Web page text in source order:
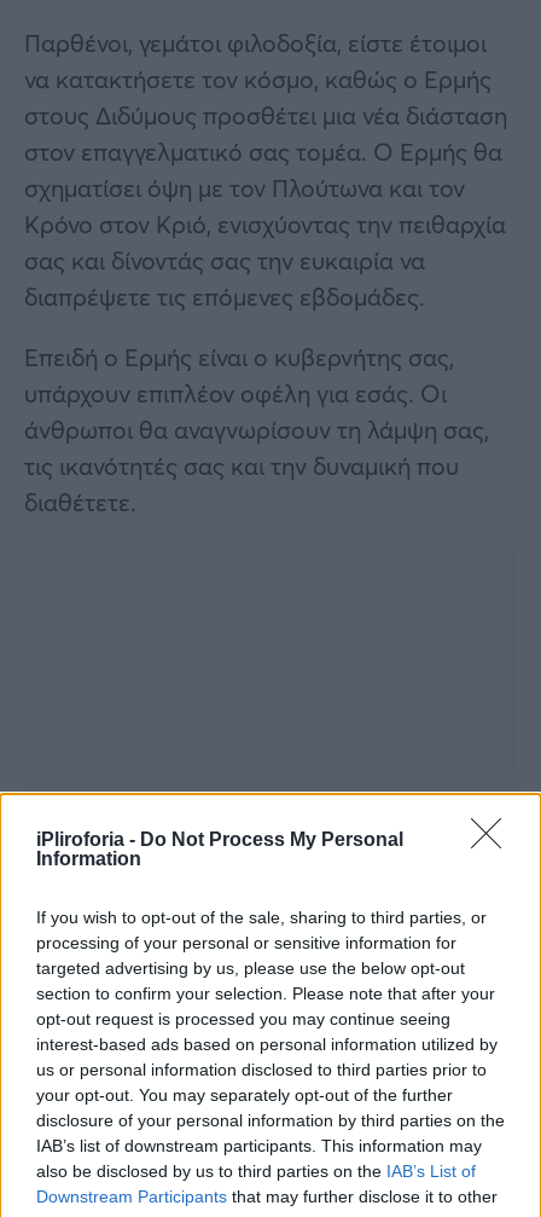
iPliroforia - Do Not Process My Personal
Information
If you wish to opt-out of the sale, sharing to third parties, or
processing of your personal or sensitive information for
targeted advertising by us, please use the below opt-out
section to confirm your selection. Please note that after your
opt-out request is processed you may continue seeing
interest-based ads based on personal information utilized by
us or personal information disclosed to third parties prior to
your opt-out. You may separately opt-out of the further
disclosure of your personal information by third parties on the
IAB’s list of downstream participants. This information may
also be disclosed by us to third parties on the IAB’s List of
Downstream Participants that may further disclose it to other
Παρθένοι, γεμάτοι φιλοδοξία, είστε έτοιμοι
να κατακτήσετε τον κόσμο, καθώς ο Ερμής
στους Διδύμους προσθέτει μια νέα διάσταση
στον επαγγελματικό σας τομέα. Ο Ερμής θα
σχηματίσει όψη με τον Πλούτωνα και τον
Κρόνο στον Κριό, ενισχύοντας την πειθαρχία
σας και δίνοντάς σας την ευκαιρία να
διαπρέψετε τις επόμενες εβδομάδες.
Επειδή ο Ερμής είναι ο κυβερνήτης σας,
υπάρχουν επιπλέον οφέλη για εσάς. Οι
άνθρωποι θα αναγνωρίσουν τη λάμψη σας,
τις ικανότητές σας και την δυναμική που
διαθέτετε.